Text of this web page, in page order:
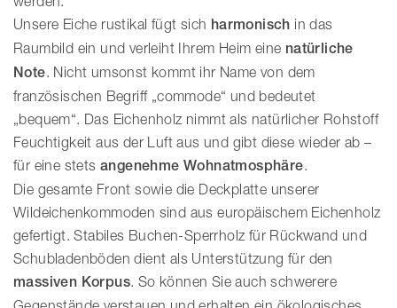
Unsere Eiche rustikal fügt sich harmonisch in das
Raumbild ein und verleiht Ihrem Heim eine natürliche
Note. Nicht umsonst kommt ihr Name von dem
französischen Begriff „commode“ und bedeutet
„bequem“. Das Eichenholz nimmt als natürlicher Rohstoff
Feuchtigkeit aus der Luft aus und gibt diese wieder ab –
für eine stetsangenehme Wohnatmosphäre.
Die gesamte Front sowie die Deckplatte unserer
Wildeichenkommoden sind aus europäischem Eichenholz
gefertigt. Stabiles Buchen-Sperrholz für Rückwand und
Schubladenböden dient als Unterstützung für den
massiven Korpus. So können Sie auch schwerere